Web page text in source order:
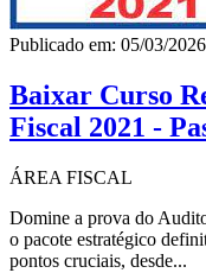
Publicado em: 05/03/2026
Baixar Curso
Fiscal 2021 -
ÁREA FISCAL
Domine a prova do
o pacote estratégico
pontos cruciais, desde...